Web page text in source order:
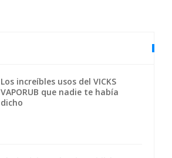
Los increíbles usos del VICKS
VAPORUB que nadie te había
dicho